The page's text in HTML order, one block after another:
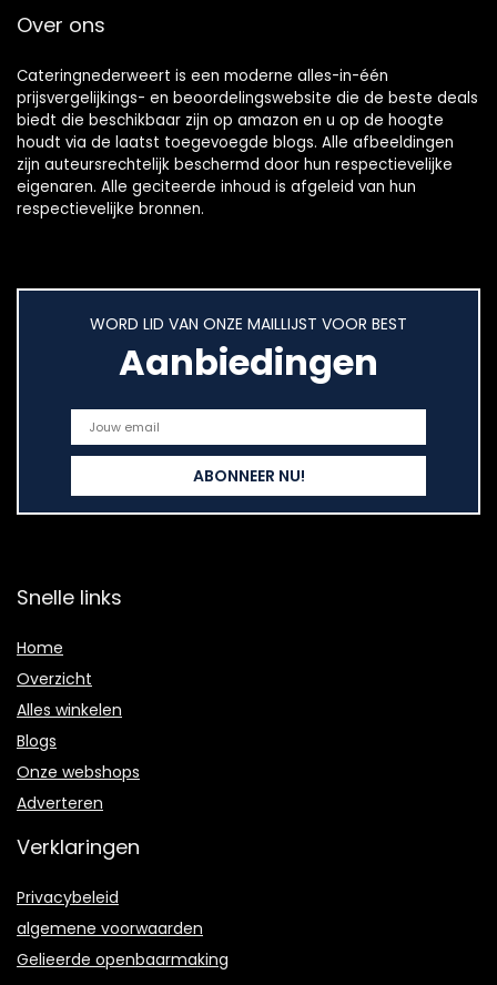
Over ons
Cateringnederweert is een moderne alles-in-één
prijsvergelijkings- en beoordelingswebsite die de beste deals
biedt die beschikbaar zijn op amazon en u op de hoogte
houdt via de laatst toegevoegde blogs. Alle afbeeldingen
zijn auteursrechtelijk beschermd door hun respectievelijke
eigenaren. Alle geciteerde inhoud is afgeleid van hun
respectievelijke bronnen.
WORD LID VAN ONZE MAILLIJST VOOR BEST
Aanbiedingen
Snelle links
Home
Overzicht
Alles winkelen
Blogs
Onze webshops
Adverteren
Verklaringen
Privacybeleid
algemene voorwaarden
Gelieerde openbaarmaking